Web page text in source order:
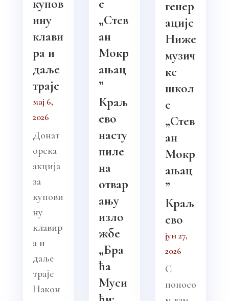
купов
ину
клави
ра и
даље
траје
мај 6,
2026
Донат
орска
акција
за
купови
ну
клавир
а и
даље
траје
Након
е
„Стев
ан
Мокр
ањац
”
Краљ
ево
насту
пиле
на
отвар
ању
изло
жбе
„Бра
ћа
Муси
генер
ације
Ниже
музич
ке
школ
е
„Стев
ан
Мокр
ањац
”
Краљ
ево
јун 27,
2026
С
поносо